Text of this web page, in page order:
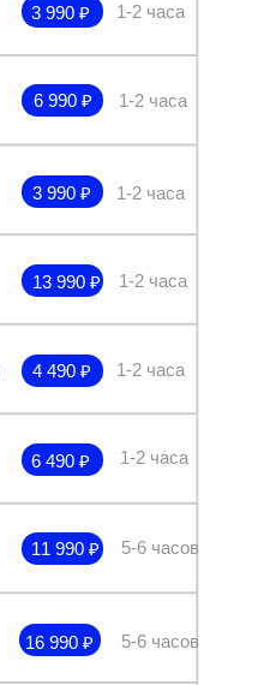
3 990 ₽ 1-2 часа
6 990 ₽
1-2 часа
1-2 часа
3 990 ₽
13 990 ₽
5-6 часов
5-6 часов
4 490 ₽ 1-2 часа
6 490 ₽
11 990 ₽
16 990 ₽
1-2 часа
1-2 часа